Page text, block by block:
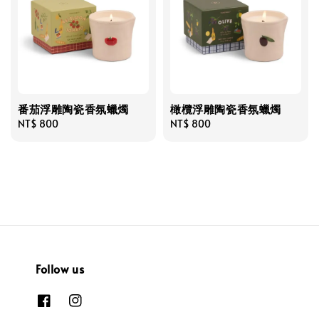
番茄浮雕陶瓷香氛蠟燭
Regular
NT$ 800
橄欖浮雕陶瓷香氛蠟燭
Regular
NT$ 800
Follow us